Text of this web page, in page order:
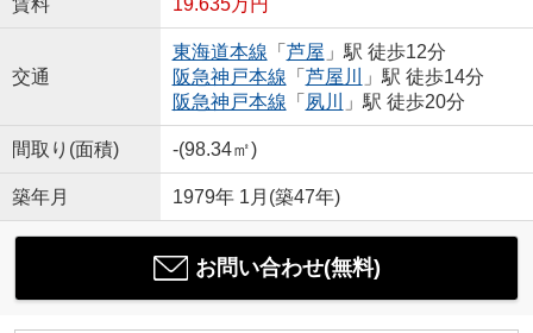
賃料 19.635万円
交通
東海道本線 「 芦屋 」駅 徒歩12分
阪急神戸本線 「 芦屋川
」駅 徒歩14分
阪急神戸本線 「 夙川 」駅 徒歩20分
間取り(面積) -(98.34㎡)
築年月 1979年 1月(築47年)
お問い合わせ(無料)